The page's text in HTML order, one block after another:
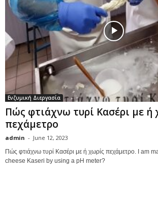
Ενζυμική Διεργασία
Πώς φτιάχνω τυρί Κασέρι με ή
πεχάμετρο
admin - June 12, 2023
Πώς φτιάχνω τυρί Κασέρι με ή χωρίς πεχάμετρο. I am
cheese Kaseri by using a pH meter?